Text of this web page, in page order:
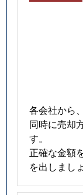
各会社から
同時に売却
す。
正確な金額
を出しまし